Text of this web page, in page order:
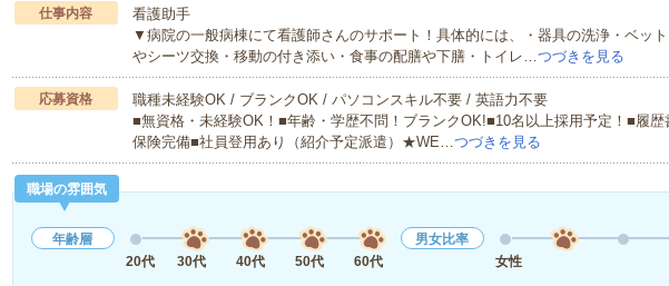
仕事内容
看護助手
▼病院の一般病棟にて看護師さんのサポート！具体的には、・器具の洗浄・ベッ
やシーツ交換・移動の付き添い・食事の配膳や下膳・トイレ…つづきを見る
応募資格
職種未経験OK / ブランクOK / パソコンスキル不要 / 英語力不要
■無資格・未経験OK！■年齢・学歴不問！ブランクOK!■10名以上採用予定！■履歴
保険完備■社員登用あり（紹介予定派遣）★WE…つづきを見る
職場の雰囲気
年齢層
20代
30代 40代 50代 60代
男女比率
女性